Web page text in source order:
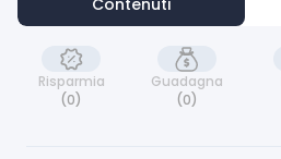
Risparmia
(0)
Guadagna
(0)